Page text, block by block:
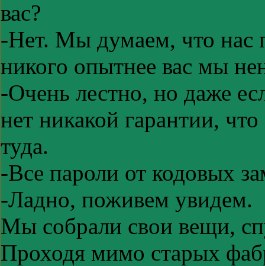
вас?
-Нет. Мы думаем, что нас
никого опытнее вас мы
-Очень лестно, но даже
нет никакой гарантии,
туда.
-Все пароли от кодовых
-Ладно, поживем увидем.
Мы собрали свои вещи,
Проходя мимо старых